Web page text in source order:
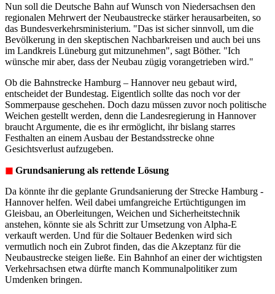
Nun soll die Deutsche Bahn auf Wunsch von Niedersachsen den
regionalen Mehrwert der Neubaustrecke stärker herausarbeiten, so
das Bundesverkehrsministerium. "Das ist sicher sinnvoll, um die
Bevölkerung in den skeptischen Nachbarkreisen und auch bei uns
im Landkreis Lüneburg gut mitzunehmen", sagt Böther. "Ich
wünsche mir aber, dass der Neubau zügig vorangetrieben wird."
Ob die Bahnstrecke Hamburg – Hannover neu gebaut wird,
entscheidet der Bundestag. Eigentlich sollte das noch vor der
Sommerpause geschehen. Doch dazu müssen zuvor noch politische
Weichen gestellt werden, denn die Landesregierung in Hannover
braucht Argumente, die es ihr ermöglicht, ihr bislang starres
Festhalten an einem Ausbau der Bestandsstrecke ohne
Gesichtsverlust aufzugeben.
◼︎ Grundsanierung als rettende Lösung
Da könnte ihr die geplante Grundsanierung der Strecke Hamburg -
Hannover helfen. Weil dabei umfangreiche Ertüchtigungen im
Gleisbau, an Oberleitungen, Weichen und Sicherheitstechnik
anstehen, könnte sie als Schritt zur Umsetzung von Alpha-E
verkauft werden. Und für die Soltauer Bedenken wird sich
vermutlich noch ein Zubrot finden, das die Akzeptanz für die
Neubaustrecke steigen ließe. Ein Bahnhof an einer der wichtigsten
Verkehrsachsen etwa dürfte manch Kommunalpolitiker zum
Umdenken bringen.